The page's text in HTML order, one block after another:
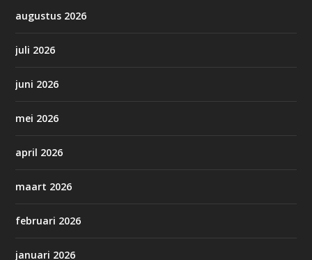
augustus 2026
juli 2026
juni 2026
mei 2026
april 2026
maart 2026
februari 2026
januari 2026